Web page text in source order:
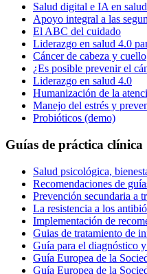
Salud digital e IA en salud
Apoyo integral a las
El ABC del cuidado
Liderazgo en salud 4.0
Cáncer de cabeza y cuello
¿Es posible prevenir el
Liderazgo en salud 4.0
Humanización de la
Manejo del estrés y
Probióticos (demo)
Guías de práctica clínica
Salud psicológica,
Recomendaciones de
Prevención secundaria a
La resistencia a los
Implementación de
Guias de tratamiento de
Guía para el diagnóstico
Guía Europea de la
Guía Europea de la